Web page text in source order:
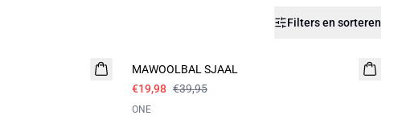
Filters en sorteren
MAWOOLBAL SJAAL
€19,98 €39,95
ONE